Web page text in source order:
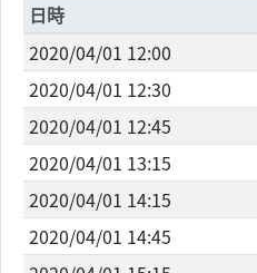
日時
2020/04/01 12:00
2020/04/01 12:30
2020/04/01 12:45
2020/04/01 13:15
2020/04/01 14:15
2020/04/01 14:45